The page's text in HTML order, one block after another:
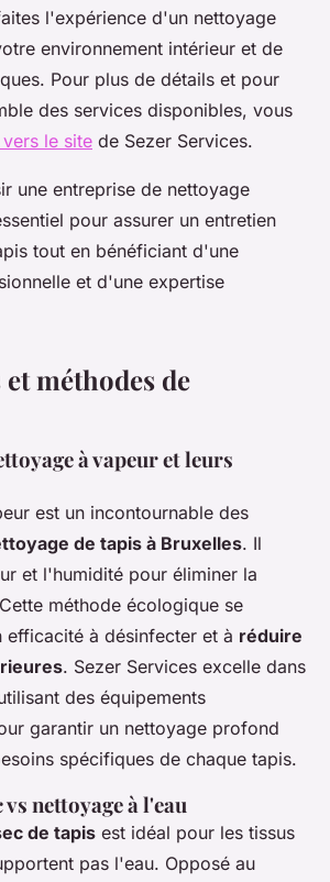
l'expérience d'un nettoyage
environnement intérieur et de
Pour plus de détails et pour
des services disponibles, vous
le site de Sezer Services.
une entreprise de nettoyage
pour assurer un entretien
tout en bénéficiant d'une
et d'une expertise
méthodes de
à vapeur et leurs
est un incontournable des
de tapis à Bruxelles. Il
et l'humidité pour éliminer la
méthode écologique se
efficacité à désinfecter et à réduire
. Sezer Services excelle dans
des équipements
garantir un nettoyage profond
spécifiques de chaque tapis.
vs nettoyage à l'eau
de tapis est idéal pour les tissus
pas l'eau. Opposé au